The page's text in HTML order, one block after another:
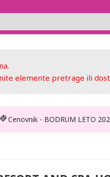
elemente pretrage ili
Cenovnik - BODRUM LETO